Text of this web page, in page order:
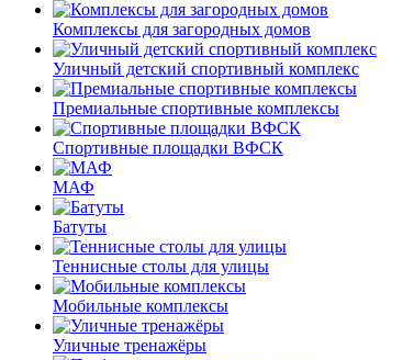
Комплексы для загородных домов
Уличный детский спортивный комплекс
Премиальные спортивные комплексы
Спортивные площадки ВФСК
МАФ
Батуты
Теннисные столы для улицы
Мобильные комплексы
Уличные тренажёры